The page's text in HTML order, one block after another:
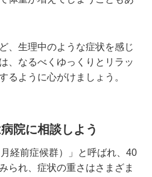
、生理中のような症状を感じ
、なるべくゆっくりとリラッ
るように心がけましょう。
院に相談しよう
経前症候群）」と呼ばれ、40
られ、症状の重さはさまざま